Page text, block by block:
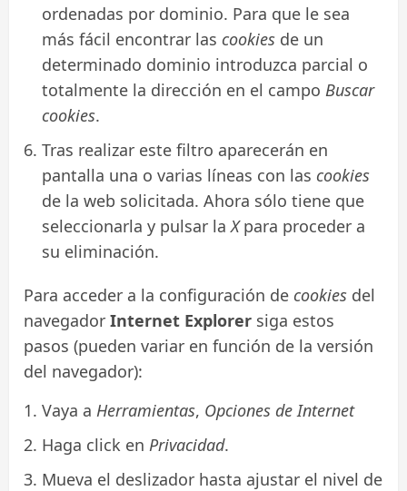
ordenadas por dominio. Para que le sea
más fácil encontrar las cookies de un
determinado dominio introduzca parcial o
totalmente la dirección en el campo Buscar
cookies.
Tras realizar este filtro aparecerán en
pantalla una o varias líneas con las cookies
de la web solicitada. Ahora sólo tiene que
seleccionarla y pulsar laXpara proceder a
su eliminación.
Para acceder a la configuración de cookies del
navegador Internet Explorer siga estos
pasos (pueden variar en función de la versión
del navegador):
Vaya a Herramientas, Opciones de Internet
Haga click en Privacidad.
Mueva el deslizador hasta ajustar el nivel de